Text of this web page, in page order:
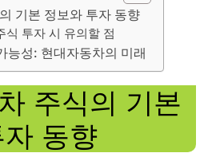
기본 정보와 투자 동향
식 투자 시 유의할 점
능성: 현대자동차의 미래
주식의 기본
동향